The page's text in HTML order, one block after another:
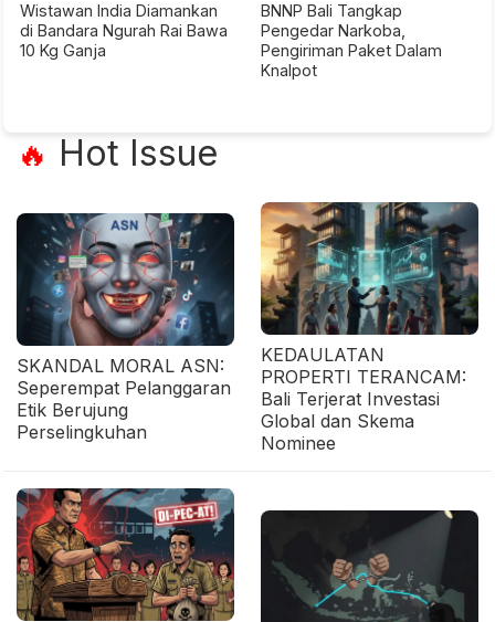
Wistawan India Diamankan
di Bandara Ngurah Rai Bawa
10 Kg Ganja
BNNP Bali Tangkap
Pengedar Narkoba,
Pengiriman Paket Dalam
Knalpot
🔥 Hot Issue
SKANDAL MORAL ASN:
Seperempat Pelanggaran
Etik Berujung
Perselingkuhan
KEDAULATAN
PROPERTI TERANCAM:
Bali Terjerat Investasi
Global dan Skema
Nominee